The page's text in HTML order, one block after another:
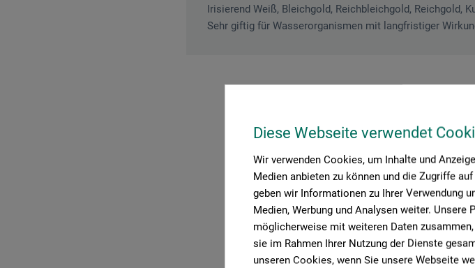
Diese Webseite verwendet
Wir verwenden Cookies, um Inhalte und
Medien anbieten zu können und die Zugriffe
geben wir Informationen zu Ihrer Verwendung
Medien, Werbung und Analysen weiter.
möglicherweise mit weiteren Daten
sie im Rahmen Ihrer Nutzung der Dienste
unseren Cookies, wenn Sie unsere Webseite
Irisierend Weiß, Bleichgold, Reichbleichgold, Reichgold,
Sehr giftig für Wasserorganismen mit langfristiger
Schreiben Sie die erste